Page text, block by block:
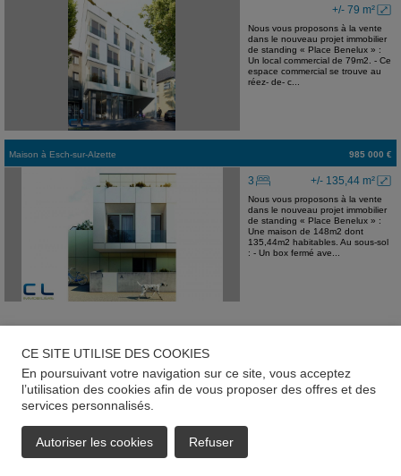
+/- 79 m²
Nous vous proposons à la vente
dans le nouveau projet immobilier
de standing « Place Benelux » :
Un local commercial de 79m2. - Ce
espace commercial se trouve au
réez- de- c...
Maison à Esch-sur-Alzette 985 000 €
+/- 135,44 m²
3
Nous vous proposons à la vente
dans le nouveau projet immobilier
de standing « Place Benelux » :
Une maison de 148m2 dont
135,44m2 habitables. Au sous-sol
: - Un box fermé ave...
CE SITE UTILISE DES COOKIES
En poursuivant votre navigation sur ce site, vous acceptez
l’utilisation des cookies afin de vous proposer des offres et des
services personnalisés.
Autoriser les cookies Refuser